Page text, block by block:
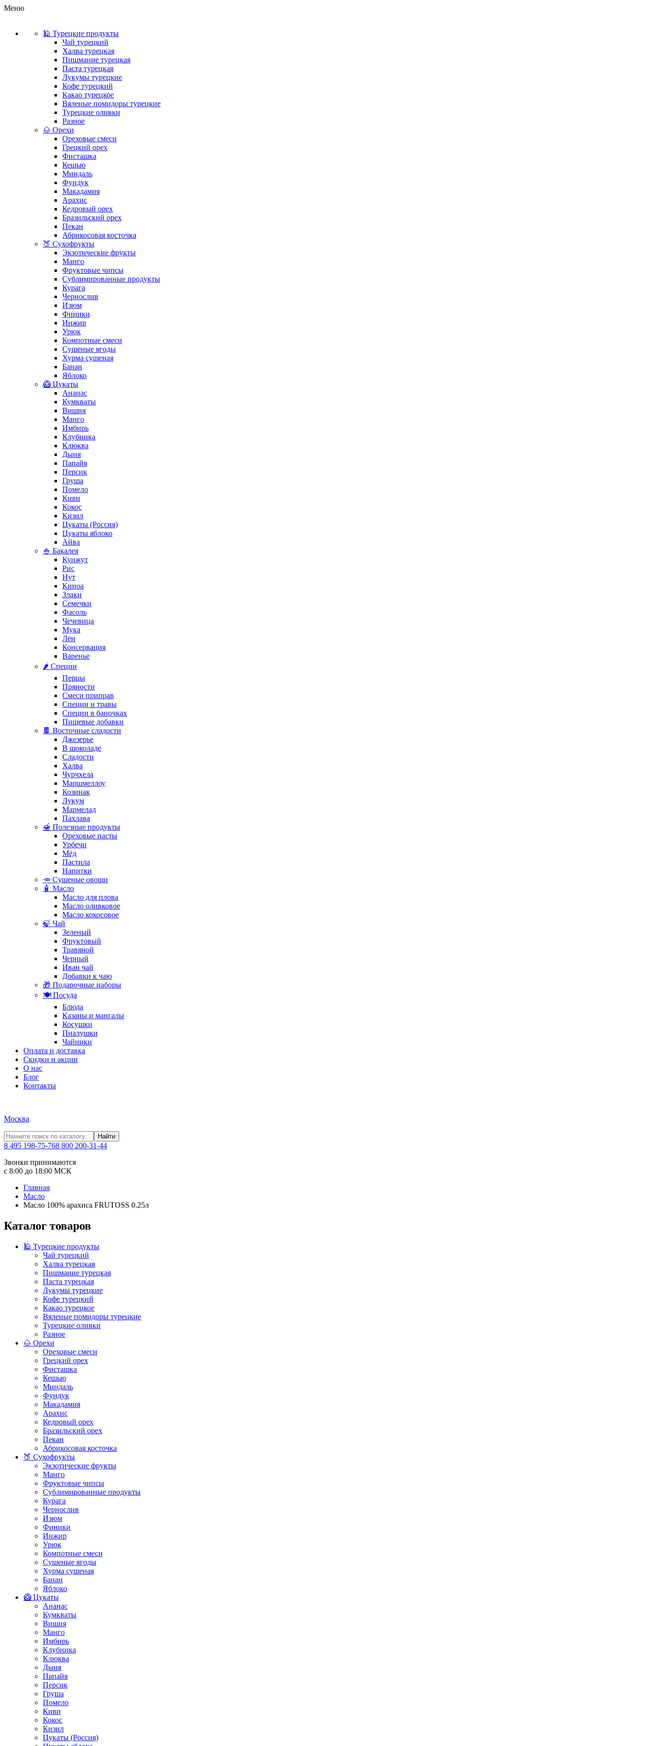
Меню
🕌 Турецкие продукты
Чай турецкий
Халва турецкая
Пишмание турецкая
Паста турецкая
Лукумы турецкие
Кофе турецкий
Какао турецкое
Вяленые помидоры турецкие
Турецкие оливки
Разное
🌰 Орехи
Ореховые смеси
Грецкий орех
Фисташка
Кешью
Миндаль
Фундук
Макадамия
Арахис
Кедровый орех
Бразильский орех
Пекан
Абрикосовая косточка
🍑 Сухофрукты
Экзотические фрукты
Манго
Фруктовые чипсы
Сублимированные продукты
Курага
Чернослив
Изюм
Финики
Инжир
Урюк
Компотные смеси
Сушеные ягоды
Хурма сушеная
Банан
Яблоко
🥝 Цукаты
Ананас
Кумкваты
Вишня
Манго
Имбирь
Клубника
Клюква
Дыня
Папайя
Персик
Груша
Помело
Киви
Кокос
Кизил
Цукаты (Россия)
Цукаты яблоко
Айва
🍚 Бакалея
Кунжут
Рис
Нут
Киноа
Злаки
Семечки
Фасоль
Чечевица
Мука
Лён
Консервация
Варенье
🌶️ Специи
Перцы
Пряности
Смеси приправ
Специи и травы
Специи в баночках
Пищевые добавки
🍫 Восточные сладости
Джезерье
В шоколаде
Сладости
Халва
Чурчхела
Маршмеллоу
Козинак
Лукум
Мармелад
Пахлава
🍯 Полезные продукты
Ореховые пасты
Урбечи
Мёд
Пастила
Напитки
🥕 Сушеные овощи
🧴 Масло
Масло для плова
Масло оливковое
Масло кокосовое
🍃 Чай
Зеленый
Фруктовый
Травяной
Черный
Иван чай
Добавки к чаю
🎁 Подарочные наборы
🍽️ Посуда
Блюда
Казаны и мангалы
Косушки
Пиалушки
Чайники
Оплата и доставка
Скидки и акции
О нас
Блог
Контакты
Москва
Найти
8 495 198-75-768 800 200-31-44
Звонки принимаются
с 8:00 до 18:00 МСК
Главная
Масло
Масло 100% арахиса FRUTOSS 0.25л
Каталог товаров
🕌 Турецкие продукты
Чай турецкий
Халва турецкая
Пишмание турецкая
Паста турецкая
Лукумы турецкие
Кофе турецкий
Какао турецкое
Вяленые помидоры турецкие
Турецкие оливки
Разное
🌰 Орехи
Ореховые смеси
Грецкий орех
Фисташка
Кешью
Миндаль
Фундук
Макадамия
Арахис
Кедровый орех
Бразильский орех
Пекан
Абрикосовая косточка
🍑 Сухофрукты
Экзотические фрукты
Манго
Фруктовые чипсы
Сублимированные продукты
Курага
Чернослив
Изюм
Финики
Инжир
Урюк
Компотные смеси
Сушеные ягоды
Хурма сушеная
Банан
Яблоко
🥝 Цукаты
Ананас
Кумкваты
Вишня
Манго
Имбирь
Клубника
Клюква
Дыня
Папайя
Персик
Груша
Помело
Киви
Кокос
Кизил
Цукаты (Россия)